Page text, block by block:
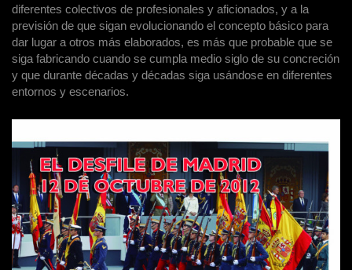
diferentes colectivos de profesionales y aficionados, y a la
previsión de que sigan evolucionando el concepto básico para
dar lugar a otros más elaborados, es más que probable que se
siga fabricando cuando se cumpla medio siglo de su concreción
y que durante décadas y décadas siga usándose en diferentes
entornos y escenarios.